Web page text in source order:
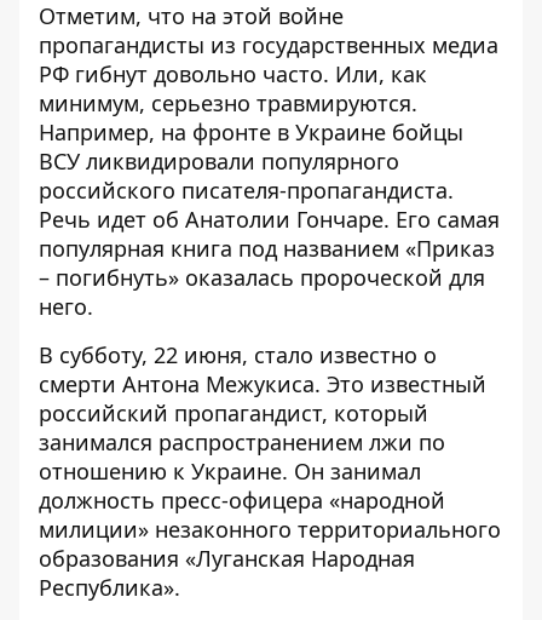
Отметим, что на этой войне
пропагандисты из государственных медиа
РФ гибнут довольно часто. Или, как
минимум, серьезно травмируются.
Например, на фронте в Украине бойцы
ВСУ ликвидировали популярного
российского писателя-пропагандиста.
Речь идет об Анатолии Гончаре. Его самая
популярная книга под названием «Приказ
– погибнуть» оказалась пророческой для
него.
В субботу, 22 июня, стало известно о
смерти Антона Межукиса. Это известный
российский пропагандист, который
занимался распространением лжи по
отношению к Украине. Он занимал
должность пресс-офицера «народной
милиции» незаконного территориального
образования «Луганская Народная
Республика».